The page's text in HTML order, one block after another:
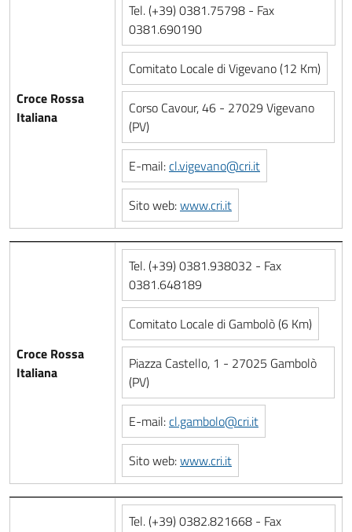
Croce Rossa
Italiana
Tel. (+39) 0381.75798 - Fax
0381.690190
Comitato Locale di Vigevano (12 Km)
Corso Cavour, 46 - 27029 Vigevano
(PV)
E-mail:cl.vigevano@cri.it
Sito web:www.cri.it
Croce Rossa
Italiana
Tel. (+39) 0381.938032 - Fax
0381.648189
Comitato Locale di Gambolò (6 Km)
Piazza Castello, 1 - 27025 Gambolò
(PV)
E-mail:cl.gambolo@cri.it
Sito web:www.cri.it
Tel. (+39) 0382.821668 - Fax